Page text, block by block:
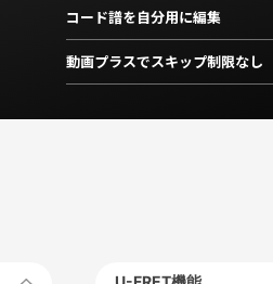
コード譜を自分用に編集
動画プラスでスキップ制限なし